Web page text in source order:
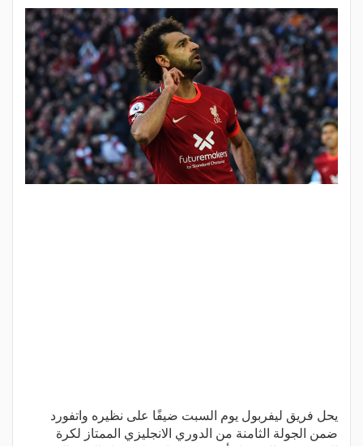
يحل فريق ليفربول يوم السبت ضيفًا على نظيره واتفورد
ضمن الجولة الثامنة من الدوري الانجليزي الممتاز لكرة